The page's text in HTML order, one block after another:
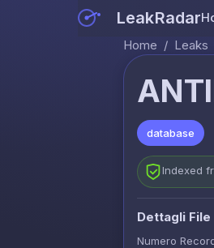
LeakRadar
Home / Leaks
database
Indexed
Dettagli File
Numero